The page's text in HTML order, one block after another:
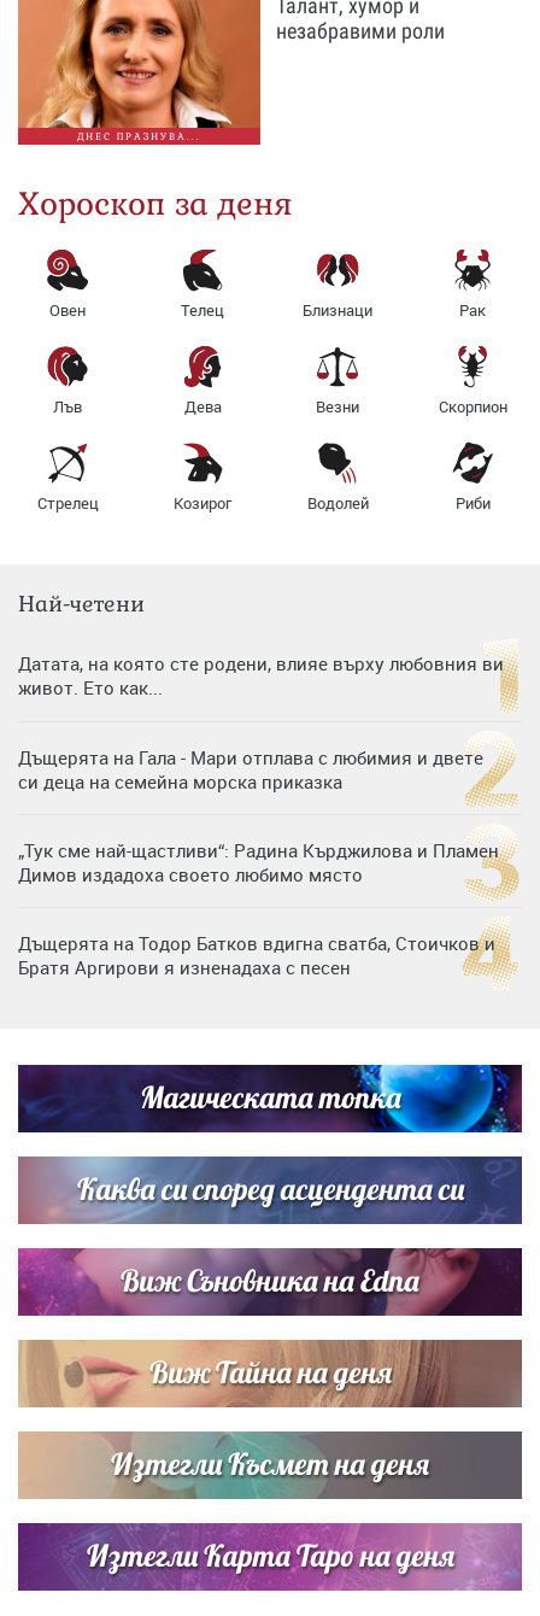
ДНЕС ПРАЗНУВА...
незабравими роли
Хороскоп за деня
Овен Телец Близнаци Рак
Лъв Дева Везни Скорпион
Стрелец Козирог Водолей Риби
Най-четени
Датата, на която сте родени, влияе върху любовния ви
живот. Ето как...
Дъщерята на Гала - Мари отплава с любимия и двете
си деца на семейна морска приказка
„Тук сме най-щастливи“: Радина Кърджилова и Пламен
Димов издадоха своето любимо място
Дъщерята на Тодор Батков вдигна сватба, Стоичков и
Братя Аргирови я изненадаха с песен
Списъкът е ясен: Джей Ло и Риана във ВИП гостите на
сватбата на Роналдо
Магическата топка
Каква си според асцендента си
Виж Съновника на Edna
Виж Тайна на деня
Изтегли Късмет на деня
Изтегли Карта Таро на деня